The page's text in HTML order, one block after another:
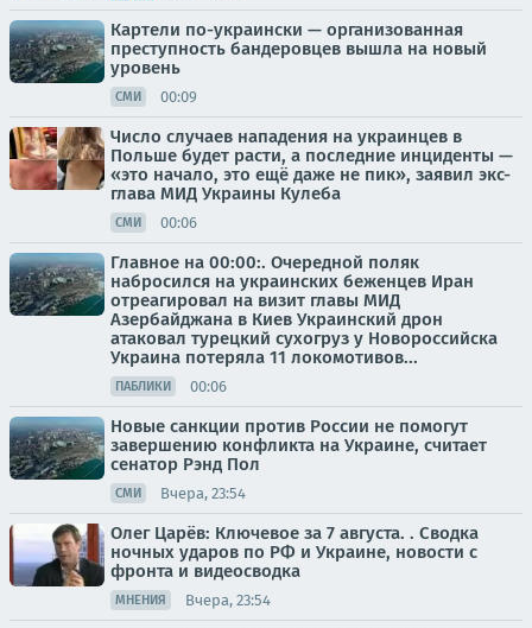
Картели по-украински — организованная
преступность бандеровцев вышла на новый
уровень
СМИ 00:09
Число случаев нападения на украинцев в
Польше будет расти, а последние инциденты —
«это начало, это ещё даже не пик», заявил экс-
глава МИД Украины Кулеба
СМИ 00:06
Главное на 00:00:. Очередной поляк
набросился на украинских беженцев Иран
отреагировал на визит главы МИД
Азербайджана в Киев Украинский дрон
атаковал турецкий сухогруз у Новороссийска
Украина потеряла 11 локомотивов...
ПАБЛИКИ 00:06
Новые санкции против России не помогут
завершению конфликта на Украине, считает
сенатор Рэнд Пол
СМИ Вчера, 23:54
Олег Царёв: Ключевое за 7 августа. . Сводка
ночных ударов по РФ и Украине, новости с
фронта и видеосводка
МНЕНИЯ Вчера, 23:54